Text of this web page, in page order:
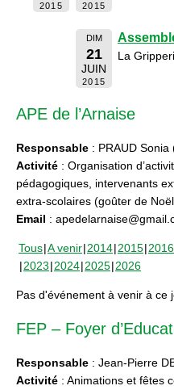
2015 2015
DIM
21
JUIN
2015
La
APE de l’Arnaise
Responsable : PRAUD Sonia
Activité : Organisation
pédagogiques, intervenants
extra-scolaires (goûter de
Email :
Tous A venir 2014 2015 2016
2023 2024 2025 2026
Pas d'événement à venir à ce
FEP – Foyer
Responsable : Jean-Pierre
Activité : Animations et fêtes